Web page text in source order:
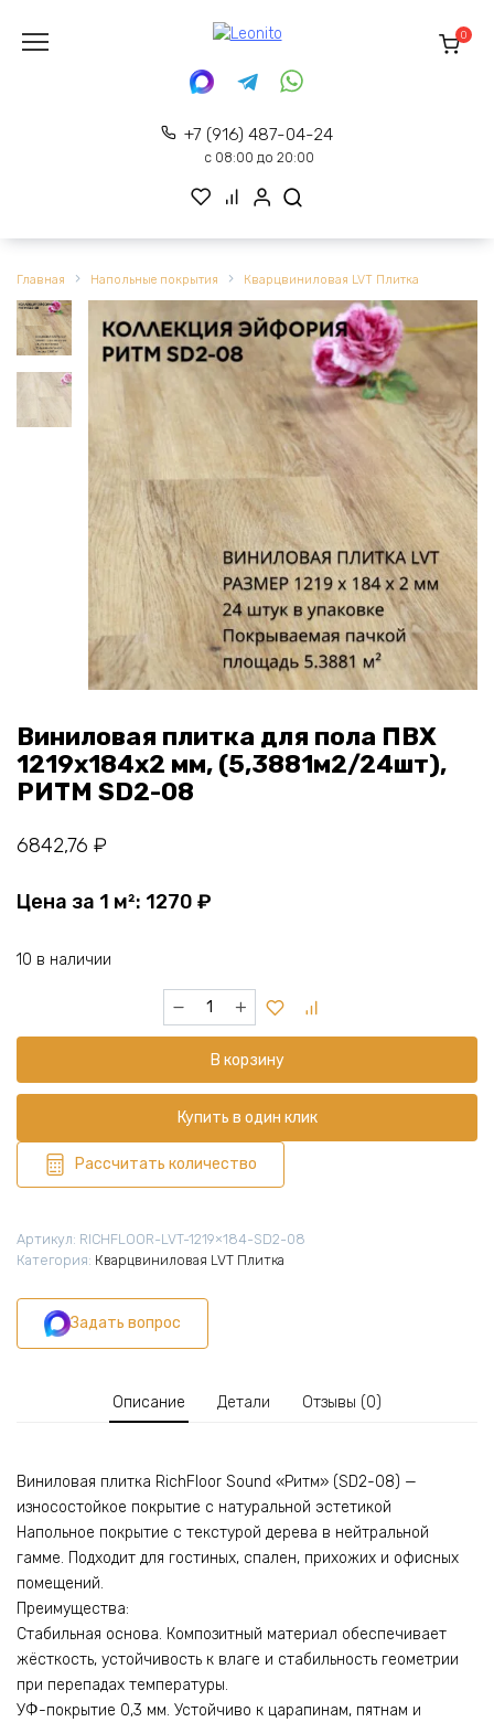
содержанию
+7 (916) 487-04-24
с 08:00 до 20:00
0
Главная Напольные покрытия Кварцвиниловая LVT Плитка
Виниловая плитка для пола ПВХ
1219х184х2 мм, (5,3881м2/24шт),
РИТМ SD2-08
6842,76 ₽
Цена за 1 м²: 1270 ₽
10 в наличии
Количество
товара
плитка
для
пола
ПВХ
1219х184х2
мм,
РИТМ
SD2-
В корзину
Купить в один клик
Рассчитать количество
Артикул: RICHFLOOR-LVT-1219×184-SD2-08
Категория: Кварцвиниловая LVT Плитка
Задать вопрос
Описание Детали Отзывы (0)
Виниловая плитка RichFloor Sound «Ритм» (SD2-08) —
износостойкое покрытие с натуральной эстетикой
Напольное покрытие с текстурой дерева в нейтральной
гамме. Подходит для гостиных, спален, прихожих и офисных
помещений.
Преимущества:
Стабильная основа. Композитный материал обеспечивает
жёсткость, устойчивость к влаге и стабильность геометрии
при перепадах температуры.
УФ-покрытие 0,3 мм. Устойчиво к царапинам, пятнам и